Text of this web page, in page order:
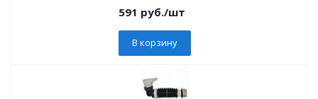
591 руб./шт
В корзину